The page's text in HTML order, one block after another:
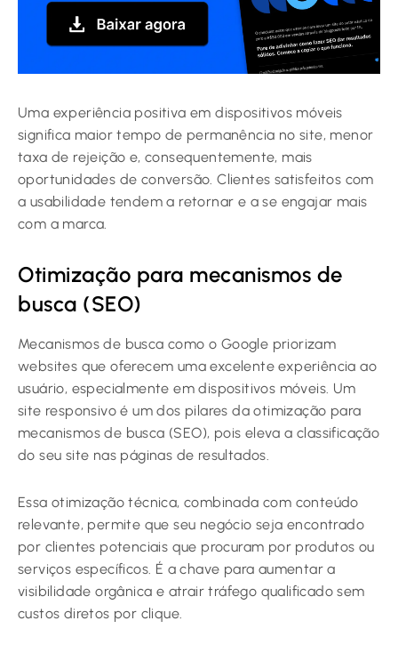
Uma experiência positiva em dispositivos móveis
significa maior tempo de permanência no site, menor
taxa de rejeição e, consequentemente, mais
oportunidades de conversão. Clientes satisfeitos com
a usabilidade tendem a retornar e a se engajar mais
com a marca.
Otimização para mecanismos de
busca (SEO)
Mecanismos de busca como o Google priorizam
websites que oferecem uma excelente experiência ao
usuário, especialmente em dispositivos móveis. Um
site responsivo é um dos pilares da otimização para
mecanismos de busca (SEO), pois eleva a classificação
do seu site nas páginas de resultados.
Essa otimização técnica, combinada com conteúdo
relevante, permite que seu negócio seja encontrado
por clientes potenciais que procuram por produtos ou
serviços específicos. É a chave para aumentar a
visibilidade orgânica e atrair tráfego qualificado sem
custos diretos por clique.